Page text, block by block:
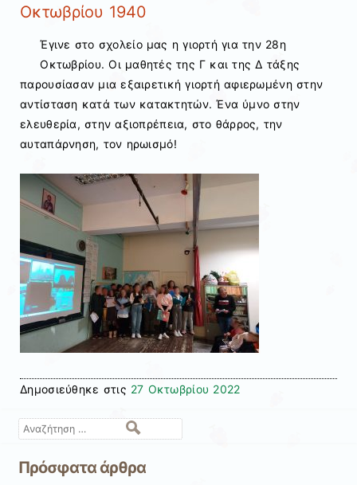
Οκτωβρίου 1940
Έγινε στο σχολείο μας η γιορτή για την 28η
Οκτωβρίου. Οι μαθητές της Γ και της Δ τάξης
παρουσίασαν μια εξαιρετική γιορτή αφιερωμένη στην
αντίσταση κατά των κατακτητών. Ένα ύμνο στην
ελευθερία, στην αξιοπρέπεια, στο θάρρος, την
αυταπάρνηση, τον ηρωισμό!
Δημοσιεύθηκε στις 27 Οκτωβρίου 2022
Αναζήτηση
Πρόσφατα άρθρα